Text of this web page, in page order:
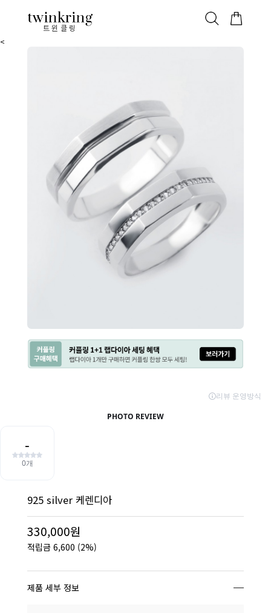
트윈클링
ALL 베스트 안쪽막음 웨딩/다이아 가드링/반지
<
925 silver 케렌디아
330,000원
적립금 6,600 (2%)
제품 세부 정보